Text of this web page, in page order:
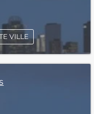
VILLE